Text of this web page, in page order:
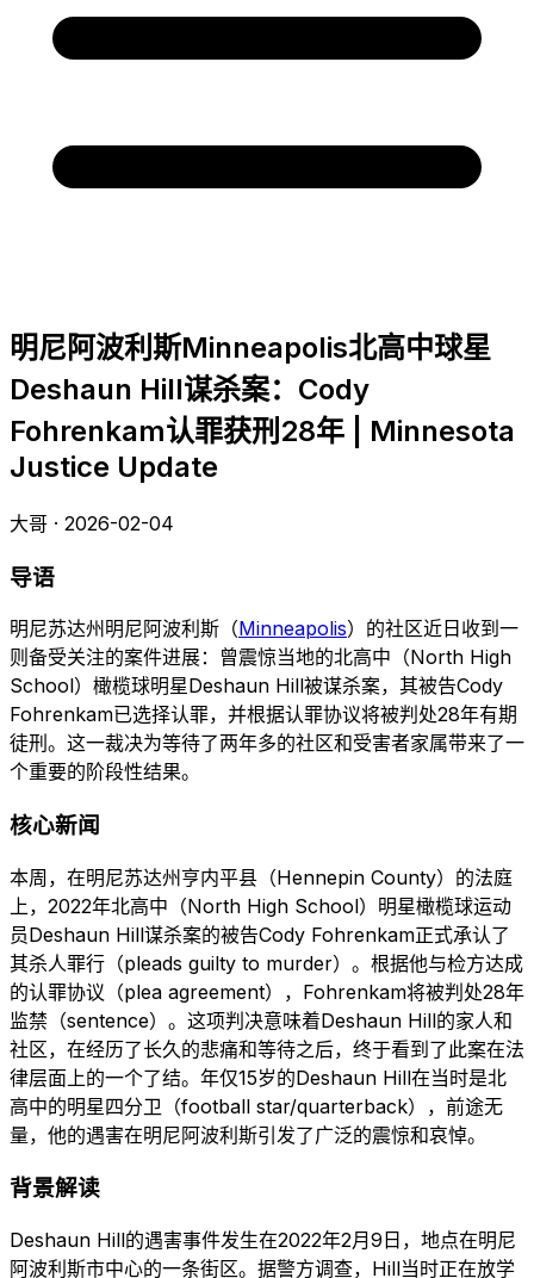
明尼阿波利斯Minneapolis北高中球星
Deshaun Hill谋杀案：Cody
Fohrenkam认罪获刑28年 | Minnesota
Justice Update
大哥 · 2026-02-04
导语
明尼苏达州明尼阿波利斯（Minneapolis）的社区近日收到一
则备受关注的案件进展：曾震惊当地的北高中（North High
School）橄榄球明星Deshaun Hill被谋杀案，其被告Cody
Fohrenkam已选择认罪，并根据认罪协议将被判处28年有期
徒刑。这一裁决为等待了两年多的社区和受害者家属带来了一
个重要的阶段性结果。
核心新闻
本周，在明尼苏达州亨内平县（Hennepin County）的法庭
上，2022年北高中（North High School）明星橄榄球运动
员Deshaun Hill谋杀案的被告Cody Fohrenkam正式承认了
其杀人罪行（pleads guilty to murder）。根据他与检方达成
的认罪协议（plea agreement），Fohrenkam将被判处28年
监禁（sentence）。这项判决意味着Deshaun Hill的家人和
社区，在经历了长久的悲痛和等待之后，终于看到了此案在法
律层面上的一个了结。年仅15岁的Deshaun Hill在当时是北
高中的明星四分卫（football star/quarterback），前途无
量，他的遇害在明尼阿波利斯引发了广泛的震惊和哀悼。
背景解读
Deshaun Hill的遇害事件发生在2022年2月9日，地点在明尼
阿波利斯市中心的一条街区。据警方调查，Hill当时正在放学